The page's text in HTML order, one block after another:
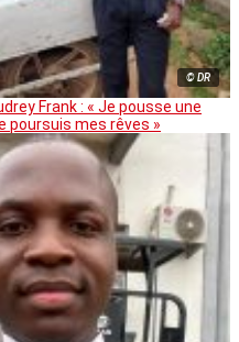
© DR
Frank : « Je pousse une
poursuis mes rêves »